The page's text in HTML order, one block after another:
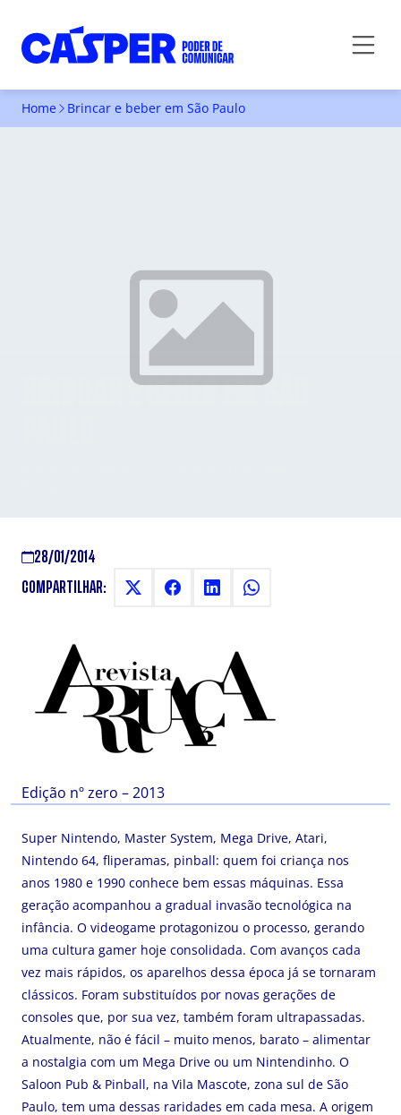
Home Brincar e beber em São Paulo
BRINCAR E BEBER EM SÃO
28/01/2014
COMPARTILHAR:
Edição nº zero – 2013
Super Nintendo, Master System, Mega Drive, Atari,
Nintendo 64, fliperamas, pinball: quem foi criança nos
anos 1980 e 1990 conhece bem essas máquinas. Essa
geração acompanhou a gradual invasão tecnológica na
infância. O videogame protagonizou o processo, gerando
uma cultura gamer hoje consolidada. Com avanços cada
vez mais rápidos, os aparelhos dessa época já se tornaram
clássicos. Foram substituídos por novas gerações de
consoles que, por sua vez, também foram ultrapassadas.
Atualmente, não é fácil – muito menos, barato – alimentar
a nostalgia com um Mega Drive ou um Nintendinho. O
Saloon Pub & Pinball, na Vila Mascote, zona sul de São
Paulo, tem uma dessas raridades em cada mesa. A origem